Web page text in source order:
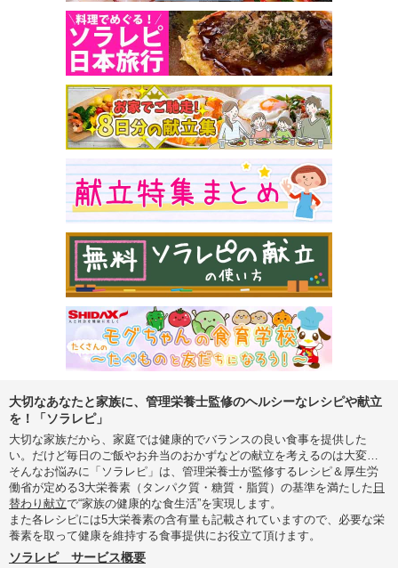
大切なあなたと家族に、管理栄養士監修のヘルシーなレシピや献立
を！「ソラレピ」
大切な家族だから、家庭では健康的でバランスの良い食事を提供した
い。だけど毎日のご飯やお弁当のおかずなどの献立を考えるのは大変…
そんなお悩みに「ソラレピ」は、管理栄養士が監修するレシピ＆厚生労
働省が定める3大栄養素（タンパク質・糖質・脂質）の基準を満たした 日
替わり献立で“家族の健康的な食生活”を実現します。
また各レシピには5大栄養素の含有量も記載されていますので、必要な栄
養素を取って健康を維持する食事提供にお役立て頂けます。
ソラレピ サービス概要